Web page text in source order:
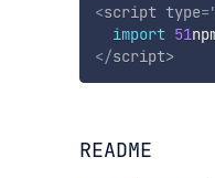
<script type=
import 51
</script>
README